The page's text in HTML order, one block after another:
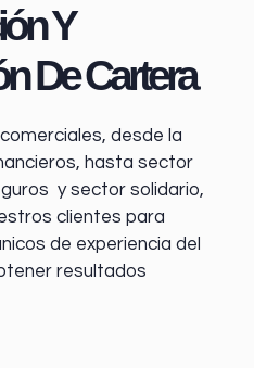
Y
De Cartera
desde la
, hasta sector
y sector solidario,
clientes para
de experiencia del
resultados